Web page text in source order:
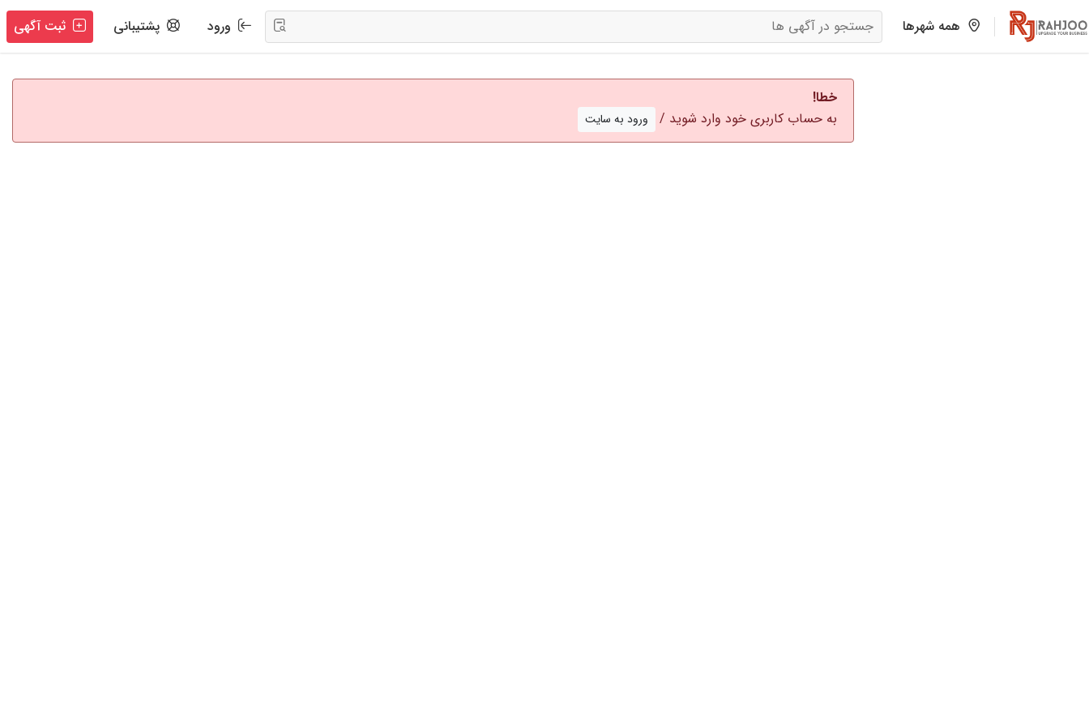
همه شهرها ورود پشتیبانی ثبت آگهی
خطا!
به حساب کاربری خود وارد شوید /
ورود به سایت